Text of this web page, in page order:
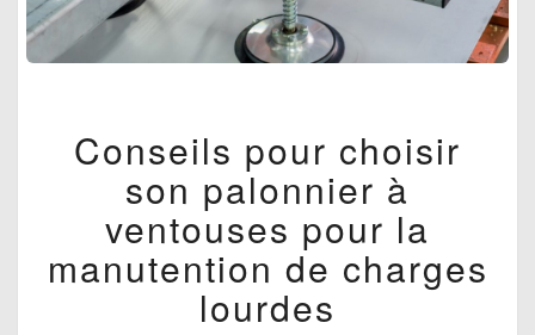
POUR
CHOISIR
SON
À
VENTOUSES
POUR
LA
Conseils pour choisir
son palonnier à
ventouses pour la
manutention de charges
lourdes